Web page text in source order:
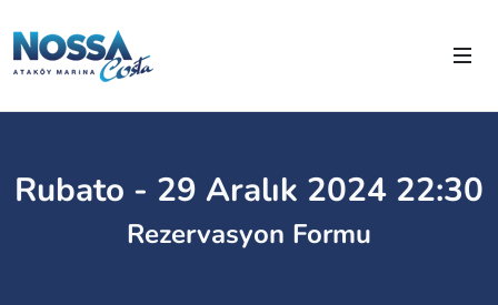
Rubato - 29 Aralık 2024 22:30
Rezervasyon Formu